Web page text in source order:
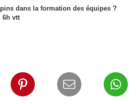
dans la formation des équipes ?